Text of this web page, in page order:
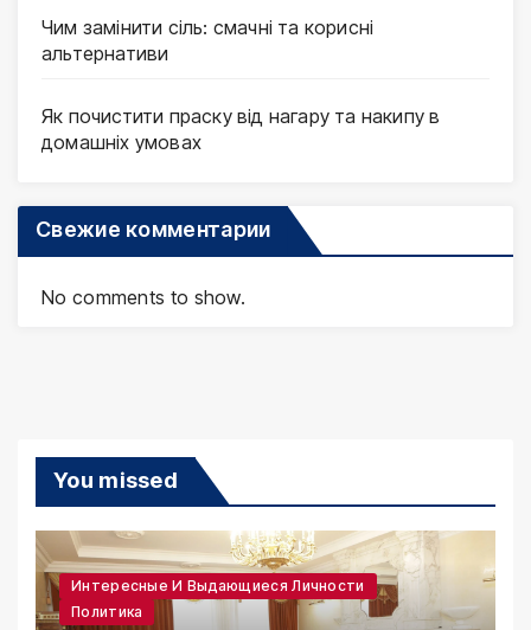
Чим замінити сіль: смачні та корисні
альтернативи
Як почистити праску від нагару та накипу в
домашніх умовах
Свежие комментарии
No comments to show.
You missed
Интересные И Выдающиеся Личности
Политика